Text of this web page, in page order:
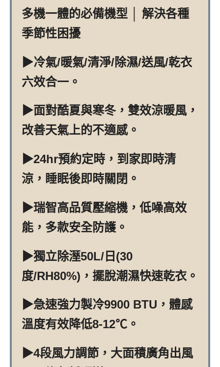
多機一體的必備機型 │ 解決各種
季節性困擾
▶冷氣/暖氣/清淨/除濕/送風/乾衣
六效合一。
▶面對酷夏與寒冬，雙效涼暖風，
改善天氣上的不適感。
▶24hr預約定時，到家即時清
涼，睡眠後即時關閉。
▶瑞智高品質壓縮機，低噪高效
能，多款安全防護。
▶獨立除溼50L/日(30
度/RH80%)，擺脫潮濕快速乾衣。
▶急速強力製冷9900 BTU，體感
溫度有效降低8-12℃。
▶4段風力調節，大面積廣角出風